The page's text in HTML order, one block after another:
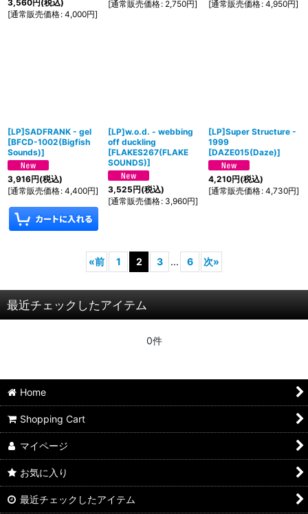
3,560円(税込)
[通常販売価格: 4,000円]
[通常販売価格: 2,750円]
[通常販売価格: 4,950円]
[LP]SADFRANK - gel
[BFCD-1002(Bigfish
Sounds)]
3,916円(税込)
[通常販売価格: 4,400円]
[LP]w.o.d. - webbing
off duckling
[FLAKES267(FLAKE
SOUNDS)]
3,525円(税込)
[通常販売価格: 3,960円]
[LP]Super Structure -
1999
[DAZE015(Daze)]
4,210円(税込)
[通常販売価格: 4,730円]
«前 1 2 3 ... 6 次»
最近チェックしたアイテム
0件
Home
Shopping Cart
マイページ
お気に入り
最近チェックしたアイテム